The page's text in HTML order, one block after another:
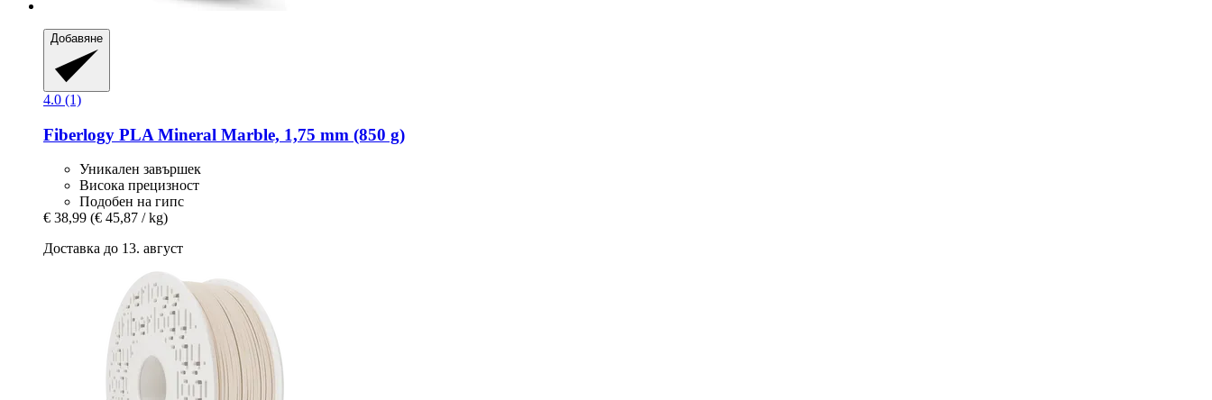
Добавяне
4.0 (1)
Fiberlogy PLA Mineral Marble, 1,75 mm (850 g)
Уникален завършек
Висока прецизност
Подобен на гипс
€ 38,99 (€ 45,87 / kg)
Доставка до 13. август